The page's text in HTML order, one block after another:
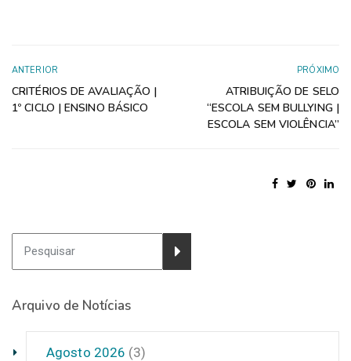
ANTERIOR
CRITÉRIOS DE AVALIAÇÃO |
1º CICLO | ENSINO BÁSICO
PRÓXIMO
ATRIBUIÇÃO DE SELO
“ESCOLA SEM BULLYING |
ESCOLA SEM VIOLÊNCIA”
Arquivo de Notícias
Agosto 2026 (3)